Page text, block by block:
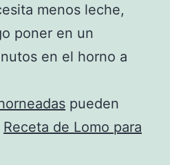
menos leche,
poner en un
en el horno a
pueden
Receta de Lomo para